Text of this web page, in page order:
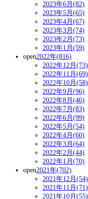
2023年6月(82)
2023年5月(65)
2023年4月(67)
2023年3月(74)
2023年2月(73)
2023年1月(59)
open2022年(816)
2022年12月(73)
2022年11月(69)
2022年10月(58)
2022年9月(96)
2022年8月(46)
2022年7月(83)
2022年6月(99)
2022年5月(54)
2022年4月(60)
2022年3月(64)
2022年2月(44)
2022年1月(70)
open2021年(702)
2021年12月(54)
2021年11月(71)
2021年10月(55)